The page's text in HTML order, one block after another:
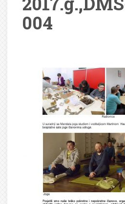
004